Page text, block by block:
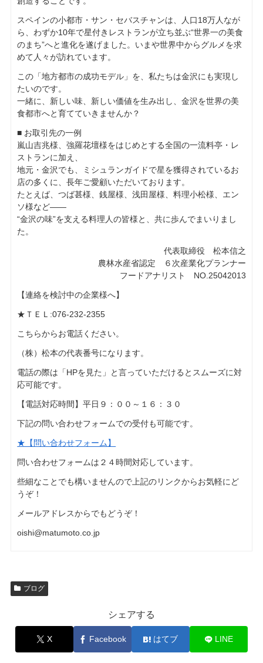
スペインの小都市・サン・セバスチャンは、人口18万人なが
ら、わずか10年で星付きレストランが立ち並ぶ“世界一の美食
のまち”へと進化を遂げました。いまや世界中からグルメを求
めて人々が訪れています。
この「地方都市の成功モデル」を、私たちは金沢にも実現し
たいのです。
一緒に、新しい味、新しい価値を生み出し、金沢を世界の美
食都市へと育てていきませんか？
■ お取引先の一例
嵐山吉兆様、強羅花壇様をはじめとする全国の一流料亭・レ
ストランに加え、
地元・金沢でも、ミシュランガイドで星を獲得されているお
店の多くに、長年ご愛顧いただいております。
たとえば、つば甚様、銭屋様、浅田屋様、料理小松様、エン
ソ様など――
“金沢の味”を支える料理人の皆様と、共に歩んでまいりまし
た。
代表取締役 松本信之
農林水産省認定 ６次産業化プランナー
フードアナリスト NO.25042013
【連絡を検討中の企業様へ】
★ＴＥＬ:076-232-2355
こちらからお電話ください。
（株）松本の代表番号になります。
電話の際は「HPを見た」と言っていただけるとスムーズに対
応可能です。
【電話対応時間】平日９：００～１６：３０
下記の問い合わせフォームでの受付も可能です。
★【問い合わせフォーム】
問い合わせフォームは２４時間対応しています。
些細なことでも構いませんので上記のリンクからお気軽にど
うぞ！
メールアドレスからでもどうぞ！
oishi@matumoto.co.jp
ブログ
シェアする
X Facebook はてブ LINE